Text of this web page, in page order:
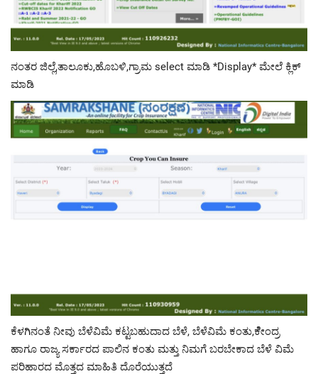
ನಂತರ ಜಿಲ್ಲೆ,ತಾಲೂಕು,ಹೊಬಳಿ,ಗ್ರಾಮ select ಮಾಡಿ *Display* ಮೇಲೆ ಕ್ಲಿಕ್
ಮಾಡಿ
ಕೆಳಗಿನಂತೆ ನೀವು ಬೆಳೆವಿಮೆ ಕಟ್ಟಬಹುದಾದ ಬೆಳೆ, ಬೆಳೆವಿಮೆ ಕಂತು,ಕೆೇಂದ್ರ
ಹಾಗೂ ರಾಜ್ಯ ಸರ್ಕಾರದ ಪಾಲಿನ ಕಂತು ಮತ್ತು ನಿಮಗೆ ಬರಬೇಕಾದ ಬೆಳೆ ವಿಮೆ
ಪರಿಹಾರದ ಮೊತ್ತದ ಮಾಹಿತಿ ದೊರೆಯುತ್ತದೆ